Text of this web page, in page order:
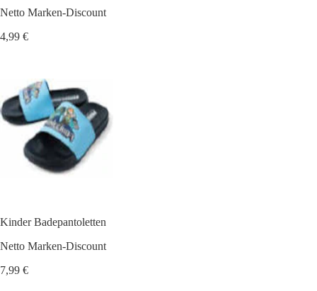
Netto Marken-Discount
4,99 €
Kinder Badepantoletten
Netto Marken-Discount
7,99 €